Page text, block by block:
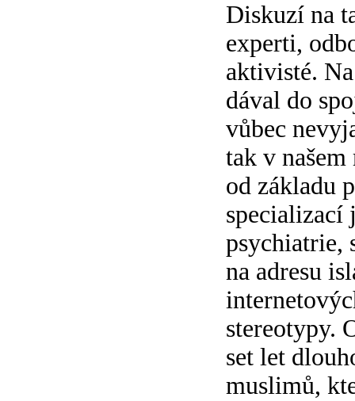
Diskuzí na
experti,
aktivisté.
dával do
vůbec
tak v
od základu
specializací
psychiatrie,
na adresu
stereotypy.
set let
muslimů,